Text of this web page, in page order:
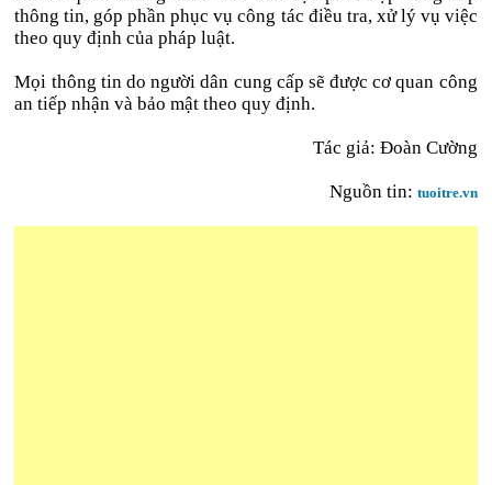
thông tin, góp phần phục vụ công tác điều tra, xử lý vụ việc
theo quy định của pháp luật.
Mọi thông tin do người dân cung cấp sẽ được cơ quan công
an tiếp nhận và bảo mật theo quy định.
Tác giả: Đoàn Cường
Nguồn tin: tuoitre.vn